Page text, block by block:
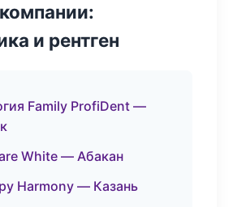
и рентген
Family ProfiDent —
White — Абакан
Harmony — Казань